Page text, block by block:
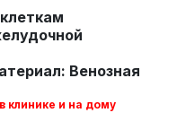
Венозная
клинике и на дому